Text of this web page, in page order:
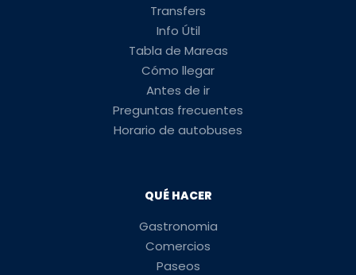
Transfers
Info Útil
Tabla de Mareas
Cómo llegar
Antes de ir
Preguntas frecuentes
Horario de autobuses
QUÉ HACER
Gastronomia
Comercios
Paseos